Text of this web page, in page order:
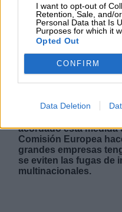
I want to opt-out of
Retention, Sale, and/
Personal Data that Is
Purposes for which it
Opted Out
CONFIRM
Data Deletion
Las
públicos los
impuestos que
acordado esta medida
Comisión Europea
grandes empresas
se eviten las fugas de
multinacionales.